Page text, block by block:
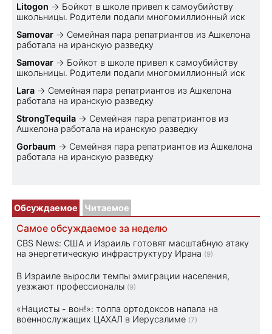
Litogon → Бойкот в школе привел к самоубийству
школьницы. Родители подали многомиллионный иск
Samovar → Семейная пара репатриантов из Ашкелона
работала на иранскую разведку
Samovar → Бойкот в школе привел к самоубийству
школьницы. Родители подали многомиллионный иск
Lara → Семейная пара репатриантов из Ашкелона
работала на иранскую разведку
StrongTequila → Семейная пара репатриантов из
Ашкелона работала на иранскую разведку
Gorbaum → Семейная пара репатриантов из Ашкелона
работала на иранскую разведку
Обсуждаемое Читаемое
Самое обсуждаемое за неделю
CBS News: США и Израиль готовят масштабную атаку
на энергетическую инфраструктуру Ирана (9)
В Израиле выросли темпы эмиграции населения,
уезжают профессионалы (9)
«Нацисты - вон!»: толпа ортодоксов напала на
военнослужащих ЦАХАЛ в Иерусалиме (7)